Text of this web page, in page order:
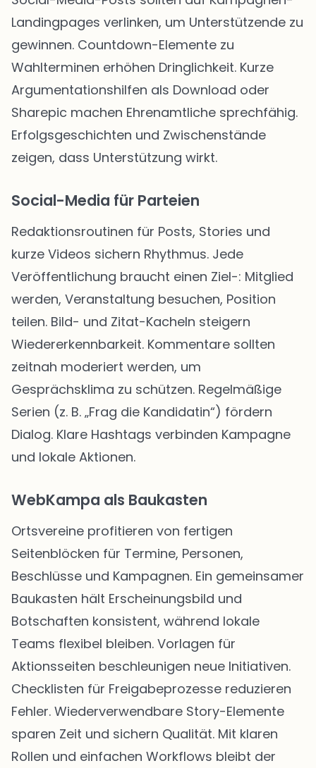
Landingpages verlinken, um Unterstützende zu
gewinnen. Countdown-Elemente zu
Wahlterminen erhöhen Dringlichkeit. Kurze
Argumentationshilfen als Download oder
Sharepic machen Ehrenamtliche sprechfähig.
Erfolgsgeschichten und Zwischenstände
zeigen, dass Unterstützung wirkt.
Social-Media für Parteien
Redaktionsroutinen für Posts, Stories und
kurze Videos sichern Rhythmus. Jede
Veröffentlichung braucht einen Ziel-: Mitglied
werden, Veranstaltung besuchen, Position
teilen. Bild- und Zitat-Kacheln steigern
Wiedererkennbarkeit. Kommentare sollten
zeitnah moderiert werden, um
Gesprächsklima zu schützen. Regelmäßige
Serien (z. B. „Frag die Kandidatin“) fördern
Dialog. Klare Hashtags verbinden Kampagne
und lokale Aktionen.
WebKampa als Baukasten
Ortsvereine profitieren von fertigen
Seitenblöcken für Termine, Personen,
Beschlüsse und Kampagnen. Ein gemeinsamer
Baukasten hält Erscheinungsbild und
Botschaften konsistent, während lokale
Teams flexibel bleiben. Vorlagen für
Aktionsseiten beschleunigen neue Initiativen.
Checklisten für Freigabeprozesse reduzieren
Fehler. Wiederverwendbare Story-Elemente
sparen Zeit und sichern Qualität. Mit klaren
Rollen und einfachen Workflows bleibt der